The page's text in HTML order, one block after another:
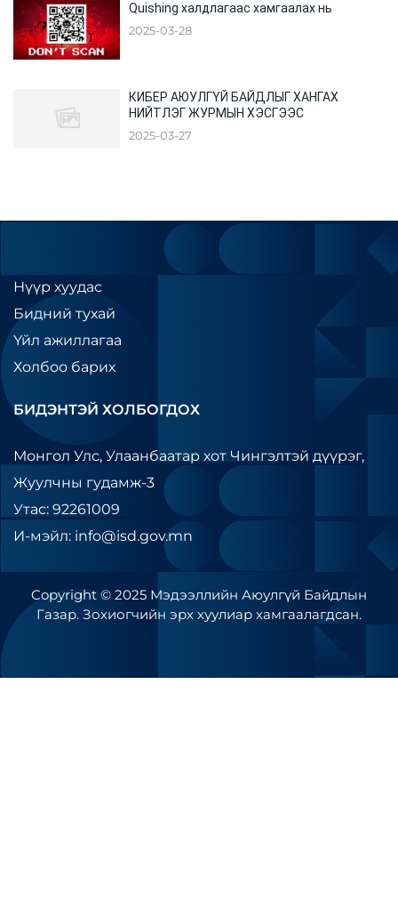
Quishing халдлагаас хамгаалах нь
2025-03-28
КИБЕР АЮУЛГҮЙ БАЙДЛЫГ ХАНГАХ
НИЙТЛЭГ ЖУРМЫН ХЭСГЭЭС
2025-03-27
Нүүр хуудас
Бидний тухай
Үйл ажиллагаа
Холбоо барих
БИДЭНТЭЙ ХОЛБОГДОХ
Монгол Улс, Улаанбаатар хот Чингэлтэй дүүрэг,
Жуулчны гудамж-3
Утас: 92261009
И-мэйл: info@isd.gov.mn
Copyright © 2025 Мэдээллийн Аюулгүй Байдлын
Газар. Зохиогчийн эрх хуулиар хамгаалагдсан.